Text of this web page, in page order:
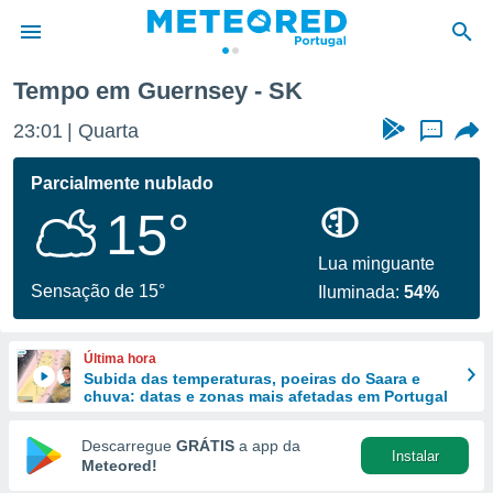
da
foi
fornecidas
a este
das
e
forma
digital
Tempo em Guernsey - SK
23:01 Quarta ...
Parcialmente nublado
15°
Sensação de 15°
Lua minguante
Iluminada:54%
Última hora
Subida das temperaturas, poeiras do Saara e
chuva: datas e zonas mais afetadas em Portugal
Descarregue GRÁTIS a app da
Meteored!
Instalar